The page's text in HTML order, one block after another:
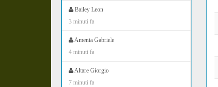
Bailey Leon
3 minuti fa
Amenta Gabriele
4 minuti fa
Altare Giorgio
7 minuti fa